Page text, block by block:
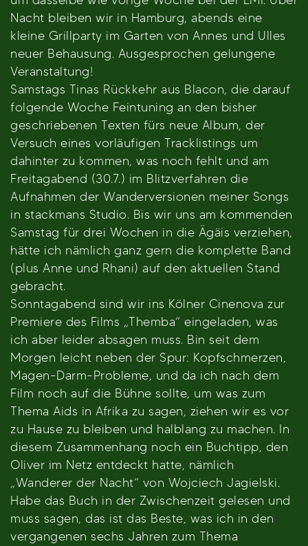
Nacht bleiben wir in Hamburg, abends eine
kleine Grillparty im Garten von Annes und Ulles
neuer Behausung. Ausgesprochen gelungene
Veranstaltung!
Samstags Tinas Rückkehr aus Blacon, die darauf
folgende Woche Feintuning an den bisher
geschriebenen Texten fürs neue Album, der
Versuch eines vorläufigen Tracklistings um
dahinter zu kommen, was noch fehlt und am
Freitagabend (30.7.) im Blitzverfahren die
Aufnahmen der Wanderversionen meiner Songs
in stackmans Studio. Bis wir uns am kommenden
Samstag für drei Wochen in die Ägäis verziehen,
hätte ich nämlich ganz gern die komplette Band
(plus Anne und Rhani) auf den aktuellen Stand
gebracht.
Sonntagabend sind wir ins Kölner Cinenova zur
Premiere des Films „Themba“ eingeladen, was
ich aber leider absagen muss. Bin seit dem
Morgen leicht neben der Spur: Kopfschmerzen,
Magen-Darm-Probleme, und da ich nach dem
Film noch auf die Bühne sollte, um was zum
Thema Aids in Afrika zu sagen, ziehen wir es vor
zu Hause zu bleiben und halblang zu machen. In
diesem Zusammenhang noch ein Buchtipp, den
Oliver im Netz entdeckt hatte, nämlich
„Wanderer der Nacht“ von Wojciech Jagielski.
Habe das Buch in der Zwischenzeit gelesen und
muss sagen, das ist das Beste, was ich in den
vergangenen sechs Jahren zum Thema